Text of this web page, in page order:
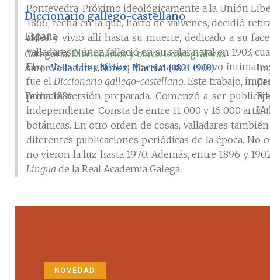
Pontevedra. Próximo ideológicamente a la Unión
1866, fecha en la que, harto de vaivenes, decidió
aldea y vivió allí hasta su muerte, dedicado a su
Valladares Núñez falleció en su solar natal en 1903,
El quehacer lingüístico de este autor estuvo
fue el Diccionario gallego-castellano. Este trabajo,
primera versión preparada. Comenzó a ser
independiente. Consta de entre 11 000 y 16 000
botánicas. En otro orden de cosas, Valladares
diferentes publicaciones periódicas de la época. No
no vieron la luz hasta 1970. Además, entre 1896 y
Lingua de la Real Academia Galega.
Elementos de gramática gallega
Nuevo suplemento al diccionario gallego-castellano. Ed. de
Diccionario gallego-castellano
España
Categoría:Diccionarios y obras lexicográficas
AutorValladares Núñez, Marcial (1821-1903)
Fecha1884
NOVEDAD